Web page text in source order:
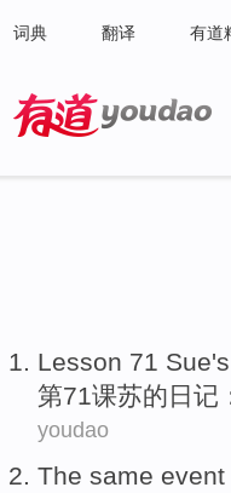
词典 翻译 有道
Lesson 71 Sue's
第71课苏的 日记
youdao
The same event